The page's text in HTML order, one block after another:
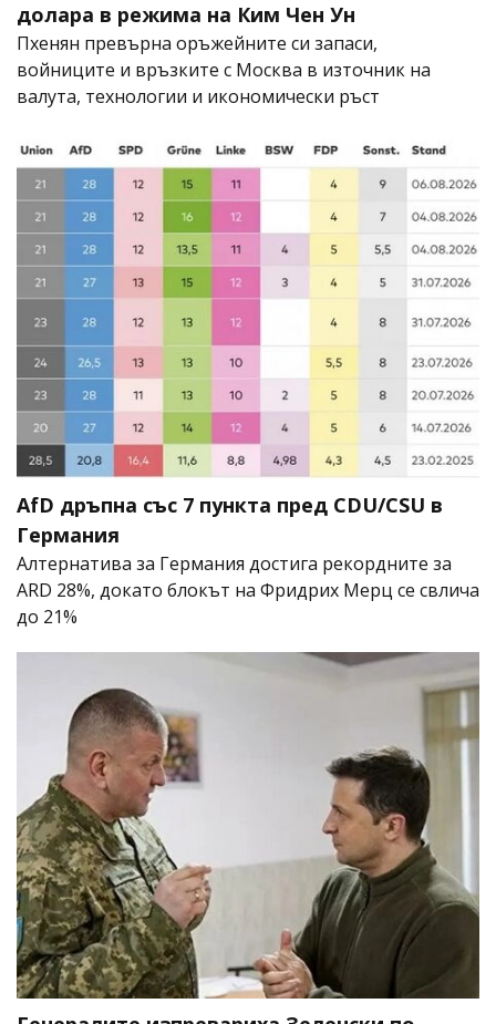
долара в режима на Ким Чен Ун
Пхенян превърна оръжейните си запаси,
войниците и връзките с Москва в източник на
валута, технологии и икономически ръст
AfD дръпна със 7 пункта пред CDU/CSU в
Германия
Алтернатива за Германия достига рекордните за
ARD 28%, докато блокът на Фридрих Мерц се свлича
до 21%